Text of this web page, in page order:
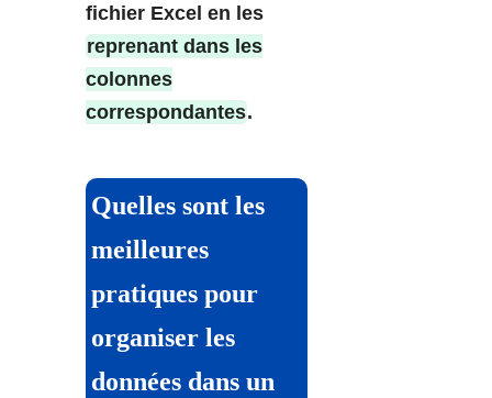
fichier Excel en les
reprenant dans les
colonnes
correspondantes.
Quelles sont les
meilleures
pratiques pour
organiser les
données dans un